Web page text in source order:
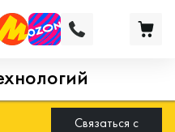
Связаться с